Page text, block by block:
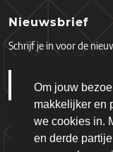
Om jouw
makkelijker en
we cookies in.
en derde
Nieuwsbrief
Schrijf je in voor de